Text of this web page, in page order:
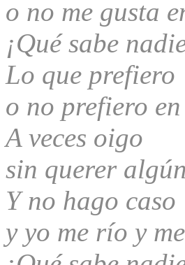
o no me gusta
¡Qué sabe
Lo que prefiero
o no prefiero
A veces oigo
sin querer
Y no hago caso
y yo me río y